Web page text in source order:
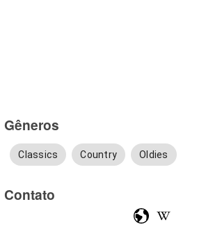
Gêneros
Classics Country Oldies
Contato